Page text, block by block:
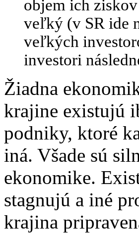
objem ich
veľký (v SR ide
veľkých
investori
Žiadna
krajine existujú
podniky, ktoré
iná. Všade sú
ekonomike.
stagnujú a iné
krajina